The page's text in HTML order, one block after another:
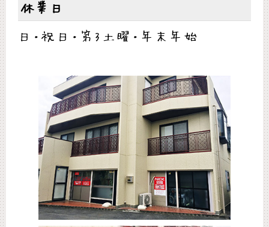
休業日
日・祝日・第3土曜・年末年始